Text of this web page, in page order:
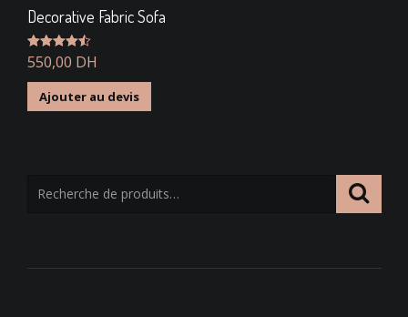
Decorative Fabric Sofa
Note 4.50
sur 5
550,00 DH
Ajouter au devis